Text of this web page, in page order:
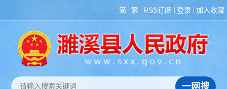
简 繁 RSS订阅 登录 加入收藏